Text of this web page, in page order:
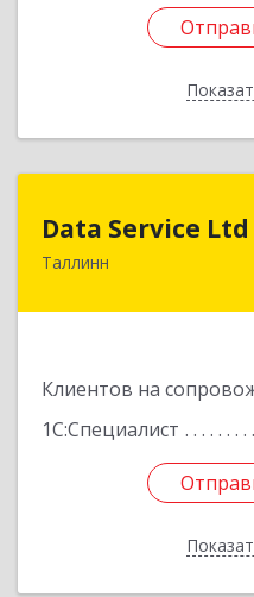
Data Service Ltd
Таллинн
Клиентов на
1С:Специалист